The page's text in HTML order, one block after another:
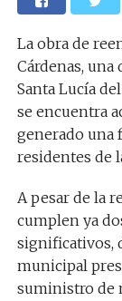
La obra de
Cárdenas,
Santa Lucía
se encuentra
generado una
residentes de
A pesar de la
cumplen ya
significativos,
municipal
suministro de